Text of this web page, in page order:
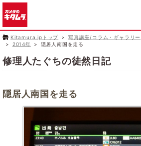
Kitamura.jpトップ 写真講座/コラム・ギャラリー
2014年
隠居人南国を走る
修理人たぐちの徒然日記
隠居人南国を走る